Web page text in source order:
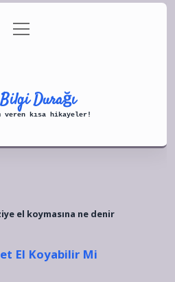
Gizlilik Politikası
menüyü
aç
Durağı
veren kısa hikayeler!
el koymasına ne denir
El Koyabilir Mi